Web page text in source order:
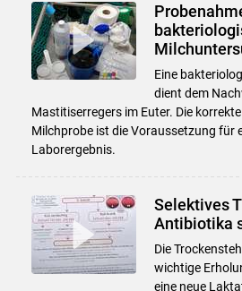
Eine
dient dem
Mastitiserregers im Euter. Die
Milchprobe ist die Voraussetzung für
Laborergebnis.
Selektives
Antibiotika
Die
wichtige
eine neue